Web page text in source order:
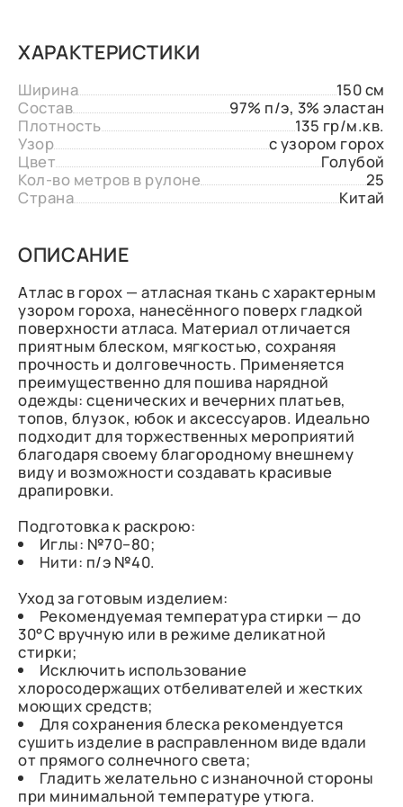
ХАРАКТЕРИСТИКИ
Ширина
150 см
Состав
97% п/э, 3% эластан
Плотность
135 гр/м.кв.
Узор
с узором горох
Цвет
Голубой
Кол-во метров в рулоне
25
Страна
Китай
ОПИСАНИЕ
Атлас в горох — атласная ткань с характерным
узором гороха, нанесённого поверх гладкой
поверхности атласа. Материал отличается
приятным блеском, мягкостью, сохраняя
прочность и долговечность. Применяется
преимущественно для пошива нарядной
одежды: сценических и вечерних платьев,
топов, блузок, юбок и аксессуаров. Идеально
подходит для торжественных мероприятий
благодаря своему благородному внешнему
виду и возможности создавать красивые
драпировки.
Подготовка к раскрою:
Иглы: №70–80;
Нити: п/э №40.
Уход за готовым изделием:
Рекомендуемая температура стирки — до
30°C вручную или в режиме деликатной
стирки;
Исключить использование
хлоросодержащих отбеливателей и жестких
моющих средств;
Для сохранения блеска рекомендуется
сушить изделие в расправленном виде вдали
от прямого солнечного света;
Гладить желательно с изнаночной стороны
при минимальной температуре утюга.